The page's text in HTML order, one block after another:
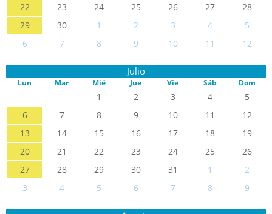
22
23 24 25 26 27
28
29
30 1 2 3 4
5
6
7 8 9 10 11 12
Julio
Lun Mar Mié Jue Vie Sáb Dom
1 2 3 4
5
6
7 8 9 10 11
12
13
14 15 16 17 18
19
20
21 22 23 24 25
26
27
28 29 30 31 1
2
3
4 5 6 7 8 9